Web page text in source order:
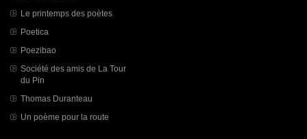
Le printemps des poètes
Poetica
Poezibao
Société des amis de La Tour
du Pin
Thomas Duranteau
Un poème pour la route